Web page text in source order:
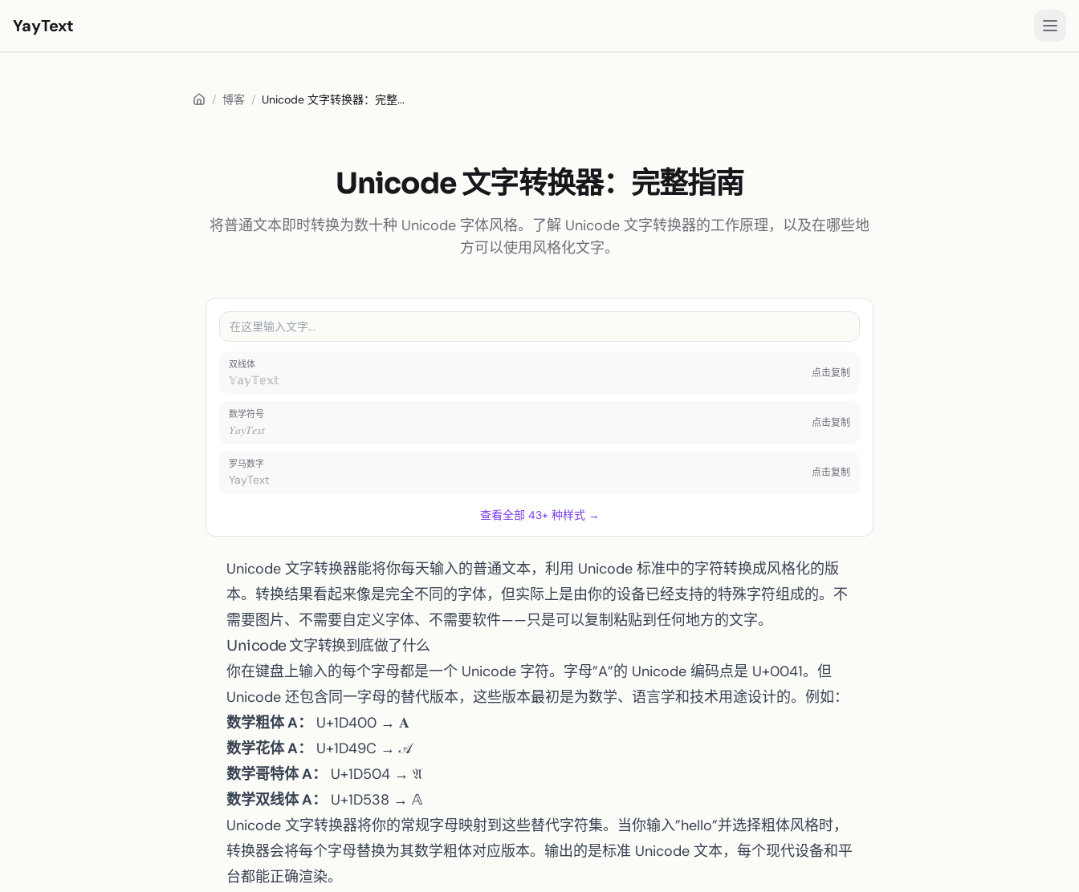
YayText
/ 博客 / Unicode 文字转换器：完整...
Unicode 文字转换器：完整指南
将普通文本即时转换为数十种 Unicode 字体风格。了解 Unicode 文字转换器的工作原理，以及在哪些地
方可以使用风格化文字。
双线体
𝕐𝕒𝕪𝕋𝕖𝕩𝕥 点击复制
数学符号
𝑌𝑎𝑦𝑇𝑒𝑥𝑡 点击复制
罗马数字
YayText 点击复制
查看全部 43+ 种样式 →
Unicode 文字转换器能将你每天输入的普通文本，利用 Unicode 标准中的字符转换成风格化的版
本。转换结果看起来像是完全不同的字体，但实际上是由你的设备已经支持的特殊字符组成的。不
需要图片、不需要自定义字体、不需要软件——只是可以复制粘贴到任何地方的文字。
Unicode 文字转换到底做了什么
你在键盘上输入的每个字母都是一个 Unicode 字符。字母”A”的 Unicode 编码点是 U+0041。但
Unicode 还包含同一字母的替代版本，这些版本最初是为数学、语言学和技术用途设计的。例如：
数学粗体 A：
U+1D400 → 𝐀
数学花体 A：
U+1D49C → 𝒜
数学哥特体 A：
U+1D504 → 𝔄
数学双线体 A：
U+1D538 → 𝔸
Unicode 文字转换器将你的常规字母映射到这些替代字符集。当你输入”hello”并选择粗体风格时，
转换器会将每个字母替换为其数学粗体对应版本。输出的是标准 Unicode 文本，每个现代设备和平
台都能正确渲染。